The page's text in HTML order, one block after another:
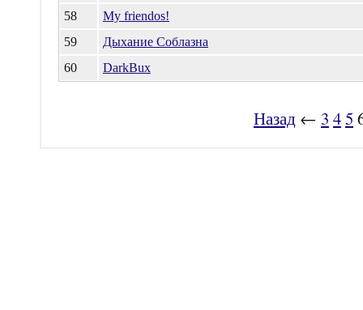
58
My friendos!
59
Дыхание Соблазна
60
DarkBux
Назад ← 3 45